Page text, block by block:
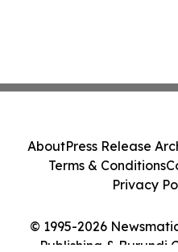
© 1995-2026
Publishing & Burundi
AboutPress Release
Terms & Conditions
Privacy